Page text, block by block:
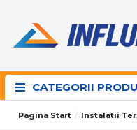
CATEGORII
Pagina Start Instalatii